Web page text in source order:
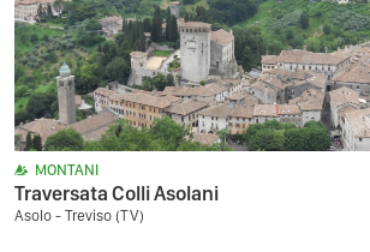
MONTANI
Traversata Colli Asolani
Asolo - Treviso (TV)